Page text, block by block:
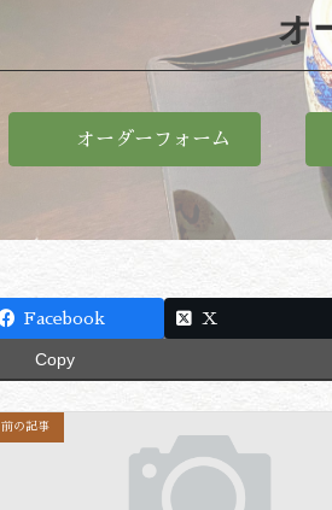
オ
オーダーフォーム
Facebook X
Copy
前の記事